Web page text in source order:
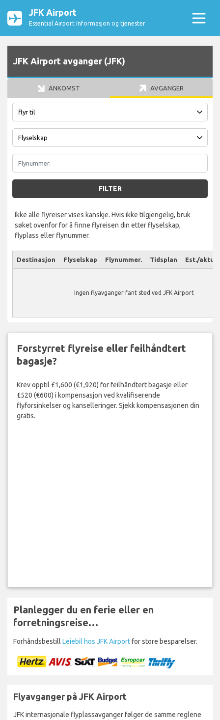
JFK Airport
Essential Airport Informasjon og tjenester
JFK Airport avganger (JFK)
ANKOMST AVGANGER
FILTER
Ikke alle flyreiser vises kanskje. Hvis ikke tilgjengelig, bruk
søket ovenfor for å finne flyreisen din etter flyselskap,
flyplass eller flynummer.
Destinasjon Flyselskap Flynummer. Tidsplan Est./
Ingen flyavganger fant sted ved JFK Airport
Forstyrret flyreise eller feilhåndtert
bagasje?
Krev opptil £1,600 (€1,920) for feilhåndtert bagasje eller
£520 (€600) i kompensasjon ved kvalifiserende
flyforsinkelser og kanselleringer. Sjekk kompensasjonen din
gratis.
Planlegger du en ferie eller en
forretningsreise…
Forhåndsbestill Leiebil hos JFK Airportfor store besparelser.
Flyavganger på JFK Airport
JFK internasjonale flyplassavganger følger de samme reglene